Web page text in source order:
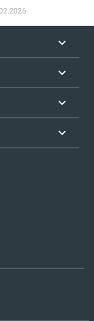
(дом мужа, но
так,
Спишитесь